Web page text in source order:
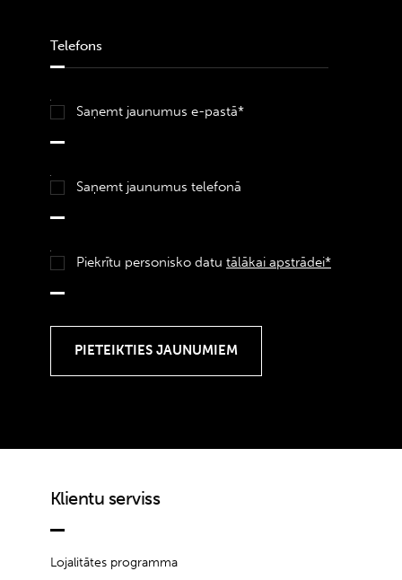
Saņemt jaunumus e-pastā*
Saņemt jaunumus telefonā
Piekrītu personisko datu tālākai apstrādei*
Klientu serviss
Lojalitātes programma